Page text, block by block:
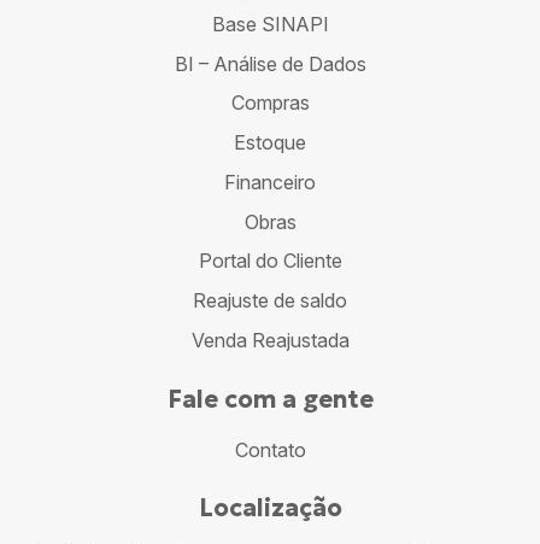
Base SINAPI
BI – Análise de Dados
Compras
Estoque
Financeiro
Obras
Portal do Cliente
Reajuste de saldo
Venda Reajustada
Fale com a gente
Contato
Localização